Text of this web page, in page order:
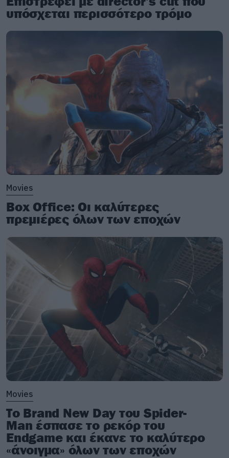
υπόσχεται περισσότερο τρόμο
Movies
Box Office: Οι καλύτερες
πρεμιέρες όλων των εποχών
Movies
Το Brand New Day του Spider-
Man έσπασε το ρεκόρ του
Endgame και έκανε το καλύτερο
«άνοιγμα» όλων των εποχών